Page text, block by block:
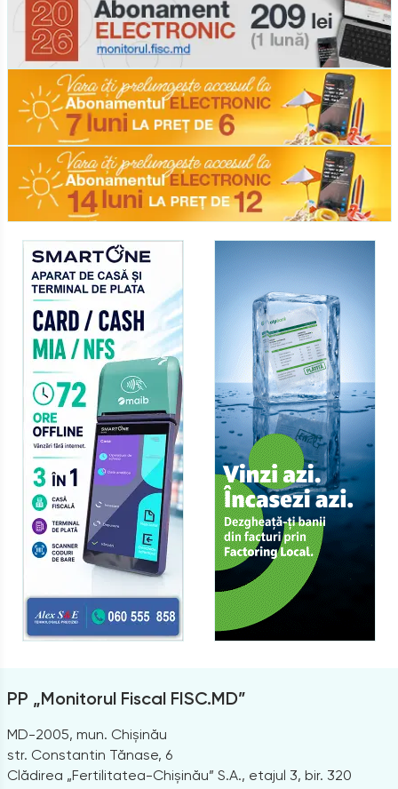
PP „Monitorul Fiscal FISC.MD”
MD-2005, mun. Chișinău
str. Constantin Tănase, 6
Clădirea „Fertilitatea-Chișinău” S.A., etajul 3, bir. 320